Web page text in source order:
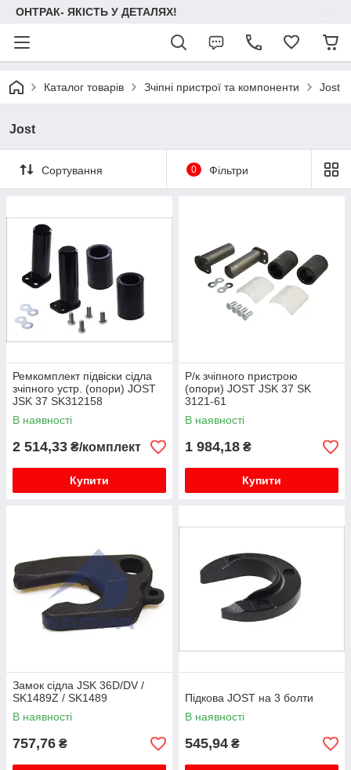
ОНТРАК- ЯКІСТЬ У ДЕТАЛЯХ!
Каталог товарів Зчіпні пристрої та компоненти Jost
Jost
Сортування 0 Фільтри
Ремкомплект підвіски сідла
зчіпного устр. (опори) JOST
JSK 37 SK312158
В наявності
2 514,33 ₴/комплект
Купити
Р/к зчіпного пристрою
(опори) JOST JSK 37 SK
3121-61
В наявності
1 984,18 ₴
Купити
Замок сідла JSK 36D/DV /
SK1489Z / SK1489
В наявності
757,76 ₴
Підкова JOST на 3 болти
В наявності
545,94 ₴